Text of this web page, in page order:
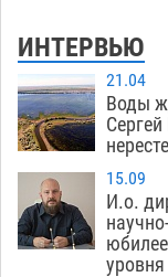
ИНТЕРВЬЮ
21.04
Воды
15.09
И.о.